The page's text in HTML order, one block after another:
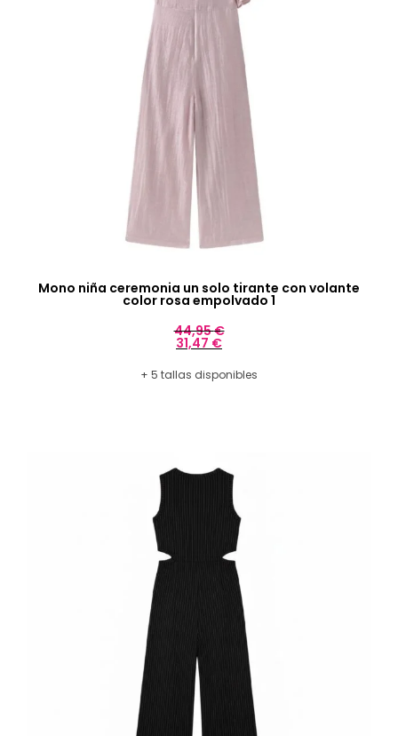
Mono niña ceremonia un solo tirante con volante
color rosa empolvado 1
44,95€
31,47 €
+ 5 tallas disponibles